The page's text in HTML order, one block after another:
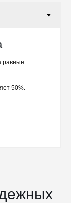
равные
50%.